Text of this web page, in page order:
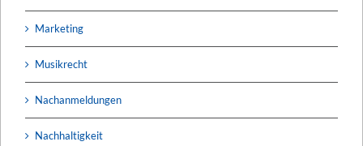
Marketing
Musikrecht
Nachanmeldungen
Nachhaltigkeit